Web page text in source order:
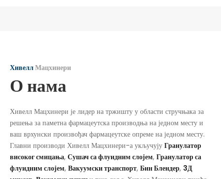
ХивеллМацхинери
О нама
Хивелл Мацхинери је лидер на тржишту у области стручњака за
решења за паметна фармацеутска производња на једном месту и
ваш врхунски произвођач фармацеутске опреме на једном месту.
Главни производи Хивелл Мацхинери-а укључују Гранулатор
високог смицања, Сушач са флуидним слојем, Гранулатор са
флуидним слојем, Вакуумски транспорт, Бин Блендер, 3Д